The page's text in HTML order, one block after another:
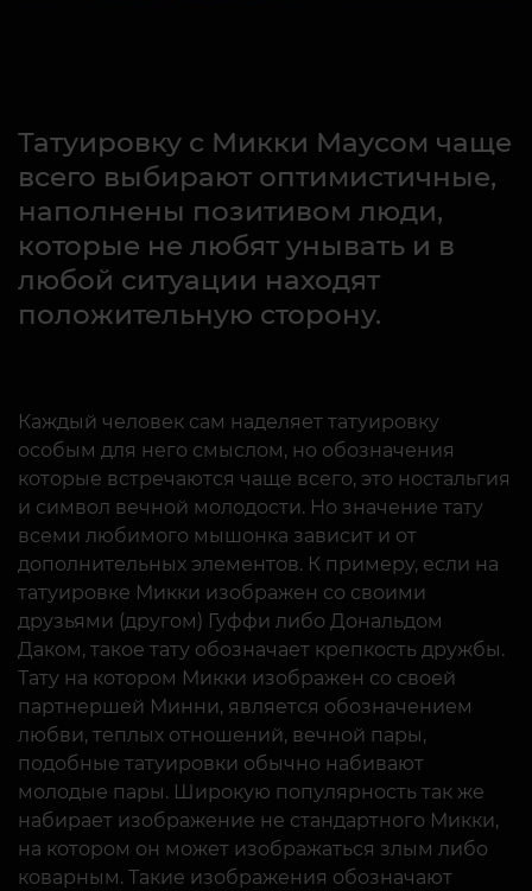
Татуировку с Микки Маусом чаще
всего выбирают оптимистичные,
наполнены позитивом люди,
которые не любят унывать и в
любой ситуации находят
положительную сторону.
Каждый человек сам наделяет татуировку
особым для него смыслом, но обозначения
которые встречаются чаще всего, это ностальгия
и символ вечной молодости. Но значение тату
всеми любимого мышонка зависит и от
дополнительных элементов. К примеру, если на
татуировке Микки изображен со своими
друзьями (другом) Гуффи либо Дональдом
Даком, такое тату обозначает крепкость дружбы.
Тату на котором Микки изображен со своей
партнершей Минни, является обозначением
любви, теплых отношений, вечной пары,
подобные татуировки обычно набивают
молодые пары. Широкую популярность так же
набирает изображение не стандартного Микки,
на котором он может изображаться злым либо
коварным. Такие изображения обозначают